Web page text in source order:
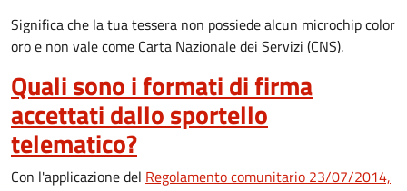
Significa che la tua tessera non possiede alcun microchip color
oro e non vale come Carta Nazionale dei Servizi (CNS).
Quali sono i formati di firma
accettati dallo sportello
telematico?
Con l'applicazione del Regolamento comunitario 23/07/2014,